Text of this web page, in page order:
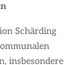
Schärding
insbesondere